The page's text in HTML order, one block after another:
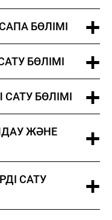
БӨЛІМІ
БӨЛІМІ
БӨЛІМІ
ЖӘНЕ
САТУ